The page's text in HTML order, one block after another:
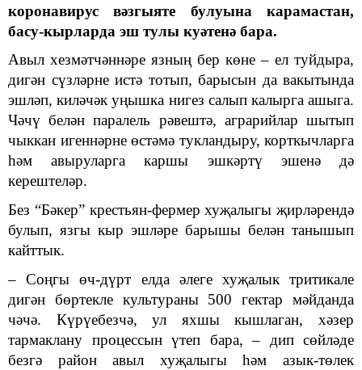
коронавирус вәзгыяте булуына карамастан,
басу-кырларда эш тулы куәтенә бара.
Авыл хезмәтчәннәре язның бер көне – ел туйдыра,
дигән сүзләрне истә тотып, барысын да вакытында
эшләп, киләчәк уңышка нигез салып калырга ашыга.
Чәчү белән паралель рәвештә, аграрийлар шытып
чыккан игеннәрне өстәмә тукландыру, корткычларга
һәм авыруларга каршы эшкәртү эшенә дә
керештеләр.
Без “Бәкер” крестьян-фермер хуҗалыгы җирләрендә
булып, язгы кыр эшләре барышы белән танышып
кайттык.
– Соңгы өч-дүрт елда әлеге хуҗалык тритикале
дигән бөртекле культураны 500 гектар мәйданда
чәчә. Күрүебезчә, ул яхшы кышлаган, хәзер
тармаклану процессын үтеп бара, – дип сөйләде
безгә район авыл хуҗалыгы һәм азык-төлек